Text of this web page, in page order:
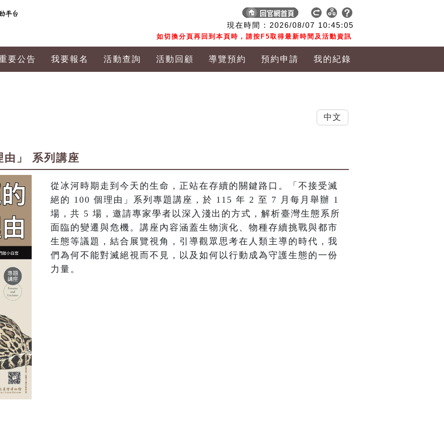
現在時間 : 2026/08/07 10:45:06
如切換分頁再回到本頁時，請按F5取得最新時間及活動資訊
要公告 我要報名 活動查詢 活動回顧 導覽預約 預約申請 我的紀錄
由」 系列講座
從冰河時期走到今天的生命，正站在存續的關鍵路口。「不接受滅
絕的 100 個理由」系列專題講座，於 115 年 2 至 7 月每月舉辦 1
場，共 5 場，邀請專家學者以深入淺出的方式，解析臺灣生態系所
面臨的變遷與危機。講座內容涵蓋生物演化、物種存續挑戰與都市
生態等議題，結合展覽視角，引導觀眾思考在人類主導的時代，我
們為何不能對滅絕視而不見，以及如何以行動成為守護生態的一份
力量。